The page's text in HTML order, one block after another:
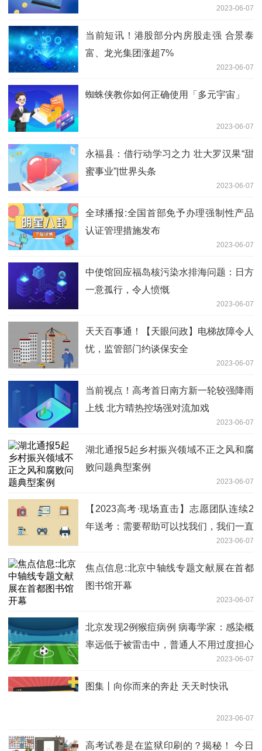
2023-06-07
当前短讯！港股部分内房股走强 合景泰
富、龙光集团涨超7%
2023-06-07
蜘蛛侠教你如何正确使用「多元宇宙」
2023-06-07
永福县：借行动学习之力 壮大罗汉果“甜
蜜事业”|世界头条
2023-06-07
全球播报:全国首部免予办理强制性产品
认证管理措施发布
2023-06-07
中使馆回应福岛核污染水排海问题：日方
一意孤行，令人愤慨
2023-06-07
天天百事通！【天眼问政】电梯故障令人
忧，监管部门约谈保安全
2023-06-07
当前视点！高考首日南方新一轮较强降雨
上线 北方晴热控场强对流加戏
2023-06-07
湖北通报5起乡村振兴领域不正之风和腐
败问题典型案例
2023-06-07
【2023高考·现场直击】志愿团队连续2
年送考：需要帮助可以找我们，我们一直
2023-06-07
焦点信息:北京中轴线专题文献展在首都
图书馆开幕
2023-06-07
北京发现2例猴痘病例 病毒学家：感染概
率远低于被雷击中，普通人不用过度担心
2023-06-07
图集丨向你而来的奔赴 天天时快讯
2023-06-07
高考试卷是在监狱印刷的？揭秘！ 今日